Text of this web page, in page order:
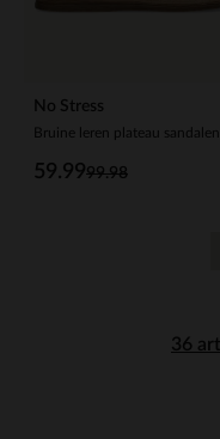
No Stress
Bruine leren plateau sandalen
99.98
59.99